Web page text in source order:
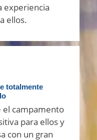
experiencia
ellos.
totalmente
el campamento
para ellos y
con un gran